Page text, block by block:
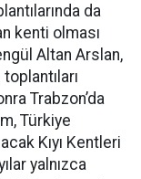
da
kenti olması
Altan Arslan,
Trabzon’da
Türkiye
Kıyı Kentleri
yalnızca